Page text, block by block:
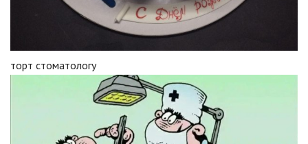
торт стоматологу